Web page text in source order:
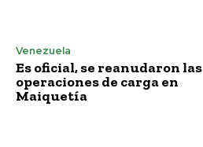
Venezuela
Es oficial, se reanudaron las
operaciones de carga en
Maiquetía